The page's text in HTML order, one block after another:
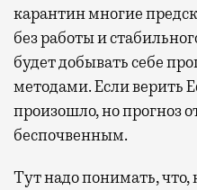
карантин многие
без работы и
будет добывать себе
методами. Если верить
произошло, но прогноз
беспочвенным.
Тут надо понимать,